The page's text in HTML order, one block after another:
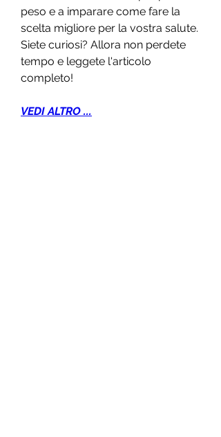
peso e a imparare come fare la
scelta migliore per la vostra salute.
Siete curiosi? Allora non perdete
tempo e leggete l'articolo
completo!
VEDI ALTRO ...